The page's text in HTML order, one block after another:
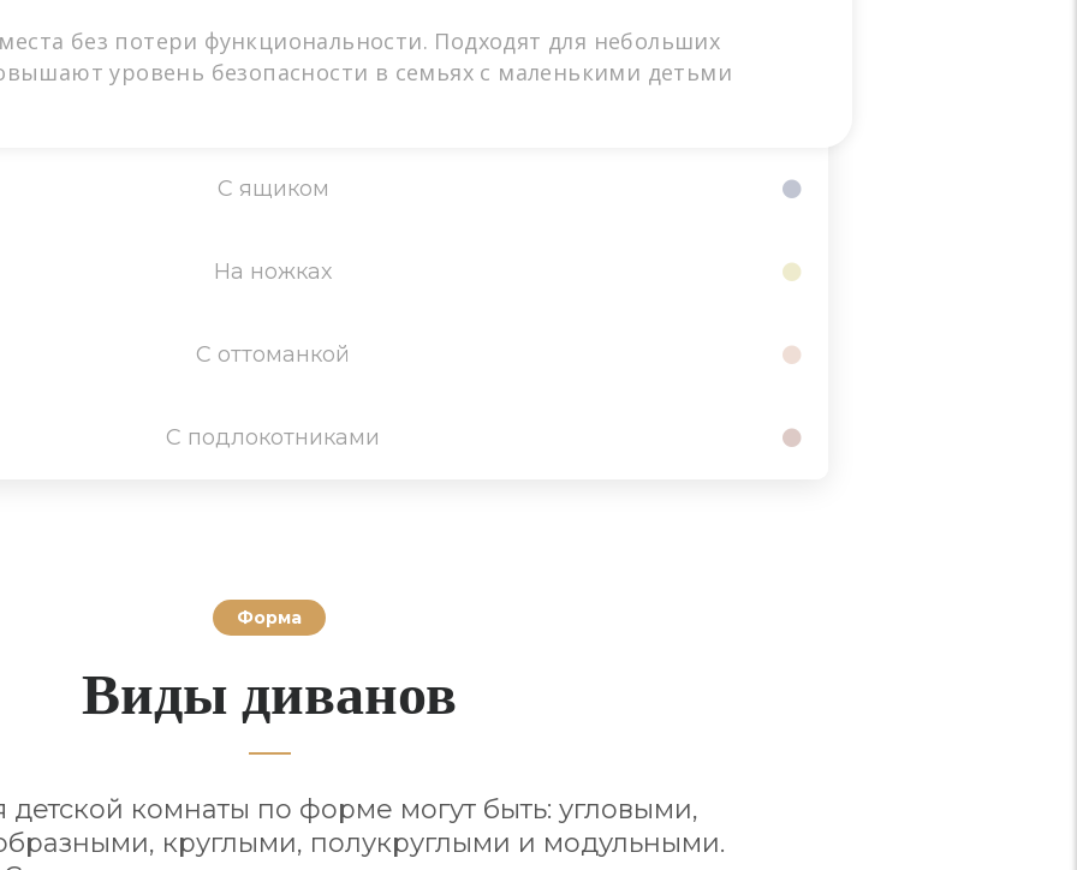
без потери функциональности. Подходят для небольших
уровень безопасности в семьях с маленькими детьми
С ящиком
На ножках
С оттоманкой
С подлокотниками
Форма
Виды диванов
комнаты по форме могут быть: угловыми,
круглыми, полукруглыми и модульными.